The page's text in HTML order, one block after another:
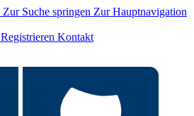
Zur Suche springen Zur Hauptnavigation
Registrieren Kontakt